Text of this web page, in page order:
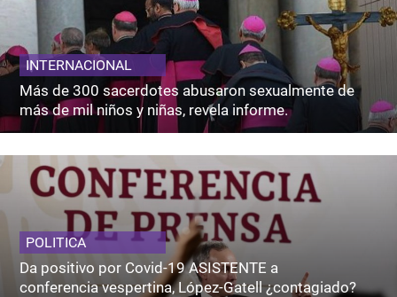
INTERNACIONAL
Más de 300 sacerdotes abusaron sexualmente de
más de mil niños y niñas, revela informe.
POLITICA
Da positivo por Covid-19 ASISTENTE a
conferencia vespertina, López-Gatell ¿contagiado?